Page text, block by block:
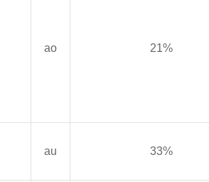
ao 21%
au 33%